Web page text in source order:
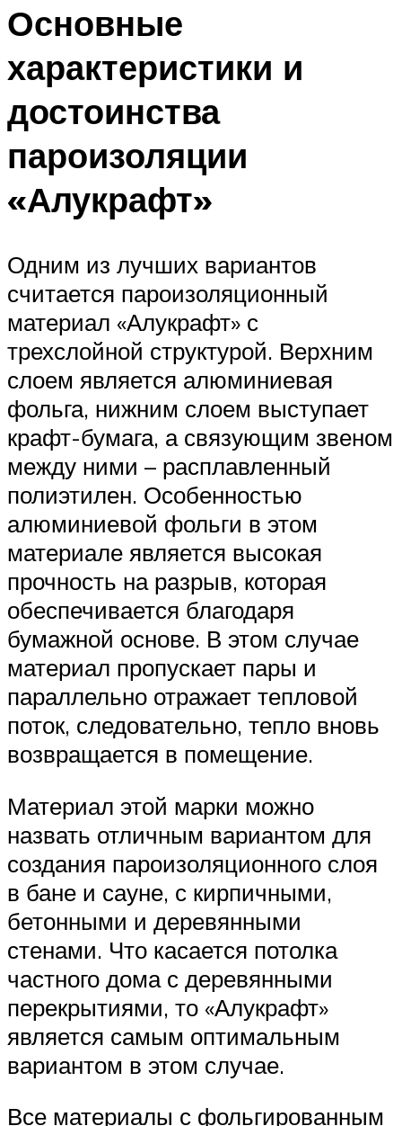
Основные
характеристики и
достоинства
пароизоляции
«Алукрафт»
Одним из лучших вариантов
считается пароизоляционный
материал «Алукрафт» с
трехслойной структурой. Верхним
слоем является алюминиевая
фольга, нижним слоем выступает
крафт-бумага, а связующим звеном
между ними – расплавленный
полиэтилен. Особенностью
алюминиевой фольги в этом
материале является высокая
прочность на разрыв, которая
обеспечивается благодаря
бумажной основе. В этом случае
материал пропускает пары и
параллельно отражает тепловой
поток, следовательно, тепло вновь
возвращается в помещение.
Материал этой марки можно
назвать отличным вариантом для
создания пароизоляционного слоя
в бане и сауне, с кирпичными,
бетонными и деревянными
стенами. Что касается потолка
частного дома с деревянными
перекрытиями, то «Алукрафт»
является самым оптимальным
вариантом в этом случае.
Все материалы с фольгированным